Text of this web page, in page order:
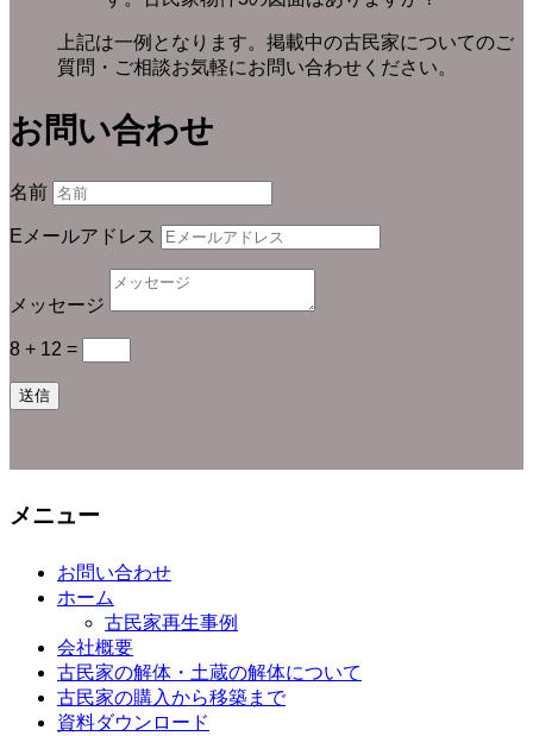
上記は一例となります。掲載中の古民家についてのご
質問・ご相談お気軽にお問い合わせください。
お問い合わせ
名前
Eメールアドレス
メッセージ
8 + 12 =
送信
メニュー
お問い合わせ
ホーム
古民家再生事例
会社概要
古民家の解体・土蔵の解体について
古民家の購入から移築まで
資料ダウンロード